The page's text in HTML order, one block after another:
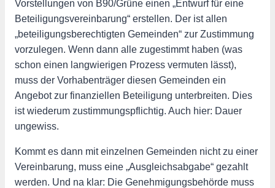
Vorstellungen von B90/Grüne einen „Entwurf für eine
Beteiligungsvereinbarung“ erstellen. Der ist allen
„beteiligungsberechtigten Gemeinden“ zur Zustimmung
vorzulegen. Wenn dann alle zugestimmt haben (was
schon einen langwierigen Prozess vermuten lässt),
muss der Vorhabenträger diesen Gemeinden ein
Angebot zur finanziellen Beteiligung unterbreiten. Dies
ist wiederum zustimmungspflichtig. Auch hier: Dauer
ungewiss.
Kommt es dann mit einzelnen Gemeinden nicht zu einer
Vereinbarung, muss eine „Ausgleichsabgabe“ gezahlt
werden. Und na klar: Die Genehmigungsbehörde muss